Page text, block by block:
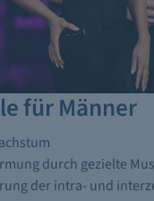
für Männer
durch gezielte
der intra- und